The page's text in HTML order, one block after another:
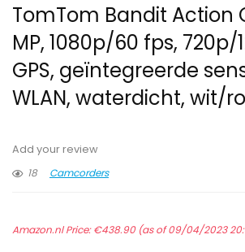
TomTom Bandit Action
MP, 1080p/60 fps, 720p/
GPS, geïntegreerde
WLAN, waterdicht, wit/
Add your review
18
Camcorders
Amazon.nl Price:€438.90(as of 09/04/2023